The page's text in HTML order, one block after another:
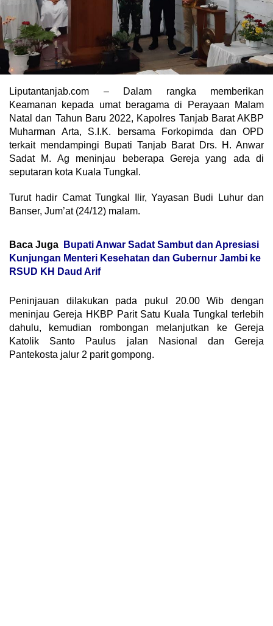
Liputantanjab.com – Dalam rangka memberikan
Keamanan kepada umat beragama di Perayaan Malam
Natal dan Tahun Baru 2022, Kapolres Tanjab Barat AKBP
Muharman Arta, S.I.K. bersama Forkopimda dan OPD
terkait mendampingi Bupati Tanjab Barat Drs. H. Anwar
Sadat M. Ag meninjau beberapa Gereja yang ada di
seputaran kota Kuala Tungkal.
Turut hadir Camat Tungkal Ilir, Yayasan Budi Luhur dan
Banser, Jum’at (24/12) malam.
Baca Juga
Bupati Anwar Sadat Sambut dan Apresiasi
Kunjungan Menteri Kesehatan dan Gubernur Jambi ke
RSUD KH Daud Arif
Peninjauan dilakukan pada pukul 20.00 Wib dengan
meninjau Gereja HKBP Parit Satu Kuala Tungkal terlebih
dahulu, kemudian rombongan melanjutkan ke Gereja
Katolik Santo Paulus jalan Nasional dan Gereja
Pantekosta jalur 2 parit gompong.